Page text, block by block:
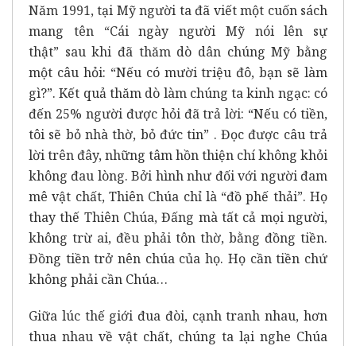
Năm 1991, tại Mỹ người ta đã viết một cuốn sách
mang tên “Cái ngày người Mỹ nói lên sự
thật” sau khi đã thăm dò dân chúng Mỹ bằng
một câu hỏi: “Nếu có mười triệu đô, bạn sẽ làm
gì?”. Kết quả thăm dò làm chúng ta kinh ngạc: có
đến 25% người được hỏi đã trả lời: “Nếu có tiền,
tôi sẽ bỏ nhà thờ, bỏ đức tin” . Đọc được câu trả
lời trên đây, những tâm hồn thiện chí không khỏi
không đau lòng. Bởi hình như đối với người đam
mê vật chất, Thiên Chúa chỉ là “đồ phế thải”. Họ
thay thế Thiên Chúa, Đấng mà tất cả mọi người,
không trừ ai, đều phải tôn thờ, bằng đồng tiền.
Đồng tiền trở nên chúa của họ. Họ cần tiền chứ
không phải cần Chúa…
Giữa lúc thế giới đua đòi, cạnh tranh nhau, hơn
thua nhau về vật chất, chúng ta lại nghe Chúa